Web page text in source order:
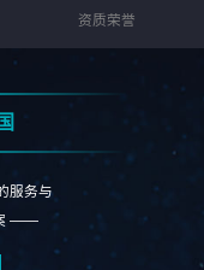
资质荣誉
服务与
——